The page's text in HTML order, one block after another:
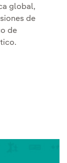
global,
de
de
la agenda
la agenda
en la